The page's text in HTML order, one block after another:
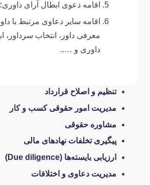
تنظیم و اصلاح قرارداد
مدیریت امور حقوقی کسب و کار
مشاوره حقوقی
پیگیری تخلفات نهادهای مالی
ارزیابی بایسته‌ها (Due diligence)
مدیریت دعاوی و اختلافات
اقامه دعوی ابطال آرای
اقامه سایر دعاوی مرتبط با
معرفی داور، انتخاب
داوری و …..